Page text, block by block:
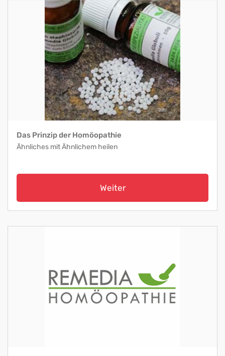
Das Prinzip der Homöopathie
Ähnliches mit Ähnlichem heilen
Weiter